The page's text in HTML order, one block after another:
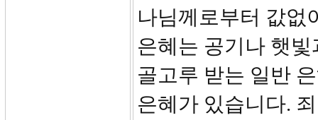
나님께로부터 값없
은혜는 공기나 햇
골고루 받는 일반
은혜가 있습니다.